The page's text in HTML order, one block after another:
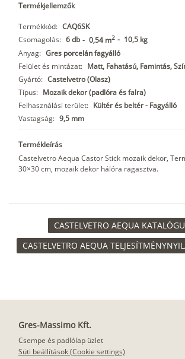
Termékjellemzők
Termékkód: CAQ6SK
Csomagolás: 6 db - 0,54 m2 - 10,5 kg
Anyag: Gres porcelán fagyálló
Felület és mintázat: Matt, Fahatású, Famintás,
Gyártó: Castelvetro (Olasz)
Típus: Mozaik dekor (padlóra és falra)
Felhasználási terület: Kültér és beltér - Fagyálló
Vastagság: 9,5 mm
Termékleírás
Castelvetro Aequa Castor Stick mozaik dekor,
30×30 cm, mozaik dekor hálóra ragasztva.
CASTELVETRO AEQUA
CASTELVETRO AEQUA
Gres-Massimo Kft.
Csempe és padlólap üzlet
Süti beállítások (Cookie settings)